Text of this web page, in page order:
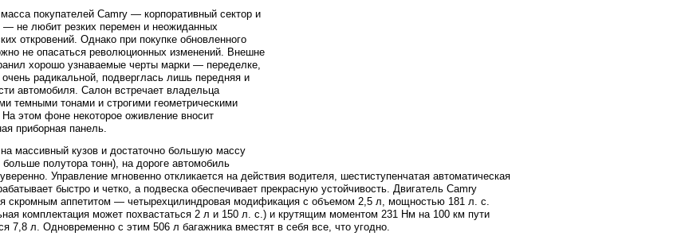
покупателей Camry — корпоративный сектор и
— не любит резких перемен и неожиданных
откровений. Однако при покупке обновленного
не опасаться революционных изменений. Внешне
хорошо узнаваемые черты марки — переделке,
радикальной, подверглась лишь передняя и
автомобиля. Салон встречает владельца
темными тонами и строгими геометрическими
этом фоне некоторое оживление вносит
приборная панель.
массивный кузов и достаточно большую массу
полутора тонн), на дороге автомобиль
Управление мгновенно откликается на действия водителя, шестиступенчатая автоматическая
быстро и четко, а подвеска обеспечивает прекрасную устойчивость. Двигатель Camry
скромным аппетитом — четырехцилиндровая модификация с объемом 2,5 л, мощностью 181 л. с.
комплектация может похвастаться 2 л и 150 л. с.) и крутящим моментом 231 Нм на 100 км пути
7,8 л. Одновременно с этим 506 л багажника вместят в себя все, что угодно.